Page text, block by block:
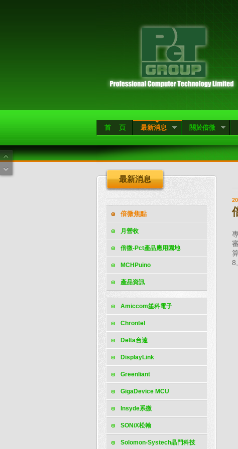
首 頁 最新消息 關於倍微
最新消息
倍微焦點
月營收
倍微-Pct產品應用園地
MCHPuino
產品資訊
Amiccom笙科電子
Chrontel
Delta台達
DisplayLink
Greenliant
GigaDevice MCU
Insyde系微
SONiX松翰
Solomon-Systech晶門科技